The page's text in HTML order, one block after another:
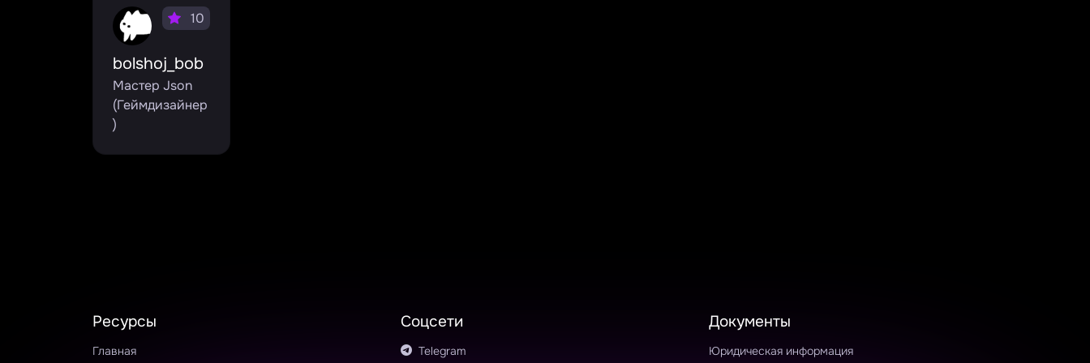
bolshoj_bob
Мастер Json
(Геймдизайнер
)
10
Ресурсы
Главная
Соцсети
Telegram
Документы
Юридическая информация